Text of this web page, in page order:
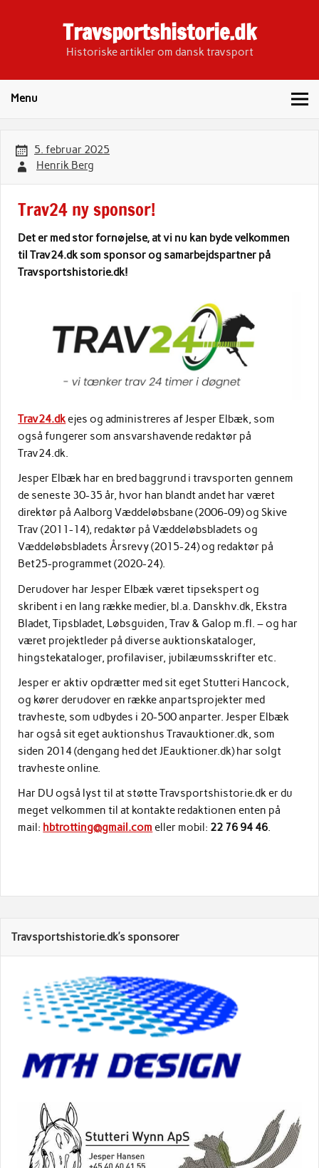
Travsportshistorie.dk
Historiske artikler om dansk travsport
Menu
5. februar 2025
Henrik Berg
Trav24 ny sponsor!
Det er med stor fornøjelse, at vi nu kan byde velkommen
til Trav24.dk som sponsor og samarbejdspartner på
Travsportshistorie.dk!
Trav24.dkejes og administreres af Jesper Elbæk, som
også fungerer som ansvarshavende redaktør på
Trav24.dk.
Jesper Elbæk har en bred baggrund i travsporten gennem
de seneste 30-35 år, hvor han blandt andet har været
direktør på Aalborg Væddeløbsbane (2006-09) og Skive
Trav (2011-14), redaktør på Væddeløbsbladets og
Væddeløbsbladets Årsrevy (2015-24) og redaktør på
Bet25-programmet (2020-24).
Derudover har Jesper Elbæk været tipsekspert og
skribent i en lang række medier, bl.a. Danskhv.dk, Ekstra
Bladet, Tipsbladet, Løbsguiden, Trav & Galop m.fl. – og har
været projektleder på diverse auktionskataloger,
hingstekataloger, profilaviser, jubilæumsskrifter etc.
Jesper er aktiv opdrætter med sit eget Stutteri Hancock,
og kører derudover en række anpartsprojekter med
travheste, som udbydes i 20-500 anparter. Jesper Elbæk
har også sit eget auktionshus Travauktioner.dk, som
siden 2014 (dengang hed det JEauktioner.dk) har solgt
travheste online.
Har DU også lyst til at støtte Travsportshistorie.dk er du
meget velkommen til at kontakte redaktionen enten på
mail: hbtrotting@gmail.com eller mobil: 22 76 94 46.
Travsportshistorie.dk’s sponsorer